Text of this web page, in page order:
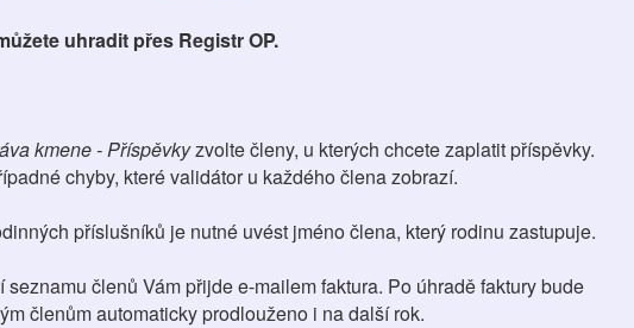
uhradit přes Registr OP.
kmene - Příspěvkyzvolte členy, u kterých chcete zaplatit příspěvky.
chyby, které validátor u každého člena zobrazí.
příslušníků je nutné uvést jméno člena, který rodinu zastupuje.
seznamu členů Vám přijde e-mailem faktura. Po úhradě faktury bude
členům automaticky prodlouženo i na další rok.